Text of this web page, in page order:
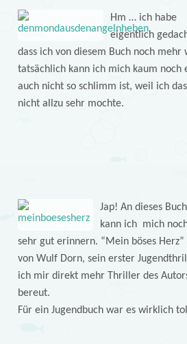
Hm … ich habe
eigentlich
dass ich von diesem Buch noch mehr
tatsächlich kann ich mich kaum noch
auch nicht so schlimm ist, weil ich
nicht allzu sehr mochte.
Jap! An dieses Buch
kann ich mich
sehr gut erinnern. “Mein böses
von Wulf Dorn, sein erster
ich mir direkt mehr Thriller des
bereut.
Für ein Jugendbuch war es wirklich